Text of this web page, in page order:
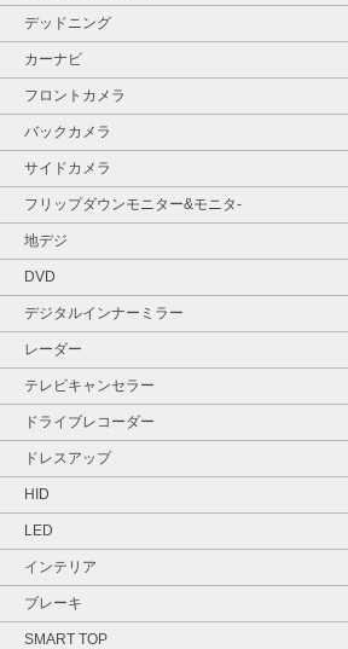
デッドニング
カーナビ
フロントカメラ
バックカメラ
サイドカメラ
フリップダウンモニター&モニタ‐
地デジ
DVD
デジタルインナーミラー
レーダー
テレビキャンセラー
ドライブレコーダー
ドレスアップ
HID
LED
インテリア
ブレーキ
SMART TOP